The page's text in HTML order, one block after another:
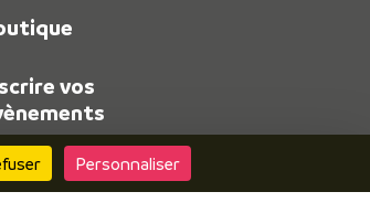
vos
pro
presse
Personnaliser